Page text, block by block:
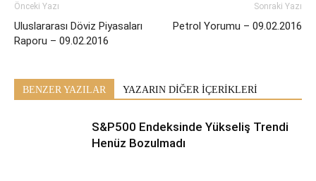
Önceki Yazı
Uluslararası Döviz Piyasaları
Raporu – 09.02.2016
Sonraki Yazı
Petrol Yorumu – 09.02.2016
BENZER YAZILAR YAZARIN DİĞER İÇERİKLERİ
S&P500 Endeksinde Yükseliş Trendi
Henüz Bozulmadı